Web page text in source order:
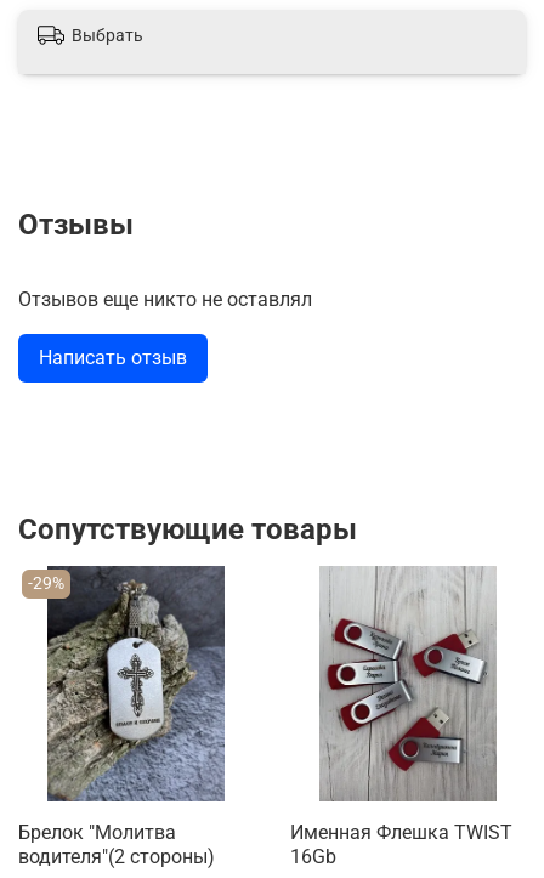
Выбрать
Отзывы
Отзывов еще никто не оставлял
Написать отзыв
Сопутствующие товары
-29%
Брелок "Молитва
водителя"(2 стороны)
Именная Флешка TWIST
16Gb